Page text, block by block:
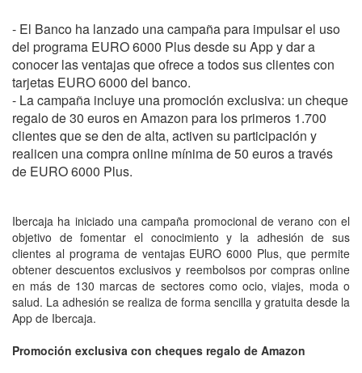
- El Banco ha lanzado una campaña para impulsar el uso
del programa EURO 6000 Plus desde su App y dar a
conocer las ventajas que ofrece a todos sus clientes con
tarjetas EURO 6000 del banco. ​
- La campaña incluye una promoción exclusiva: un cheque
regalo de 30 euros en Amazon para los primeros 1.700
clientes que se den de alta, activen su participación y
realicen una compra online mínima de 50 euros a través
de EURO 6000 Plus.
Ibercaja ha iniciado una campaña promocional de verano con el
objetivo de fomentar el conocimiento y la adhesión de sus
clientes al programa de ventajas EURO 6000 Plus, que permite
obtener descuentos exclusivos y reembolsos por compras online
en más de 130 marcas de sectores como ocio, viajes, moda o
salud. La adhesión se realiza de forma sencilla y gratuita desde la
App de Ibercaja.
Promoción exclusiva con cheques regalo de Amazon